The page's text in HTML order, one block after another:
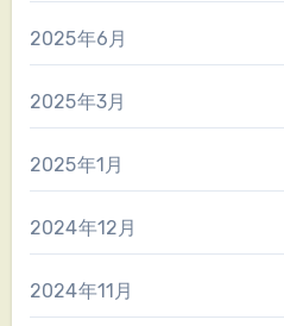
2025年6月
2025年3月
2025年1月
2024年12月
2024年11月